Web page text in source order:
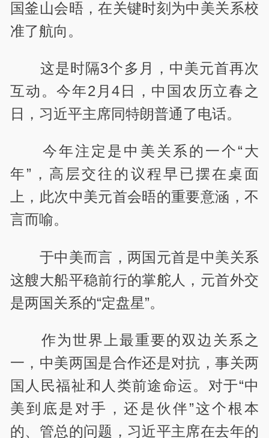
国釜山会晤，在关键时刻为中美关系校
准了航向。
这是时隔3个多月，中美元首再次
互动。今年2月4日，中国农历立春之
日，习近平主席同特朗普通了电话。
今年注定是中美关系的一个“大
年”，高层交往的议程早已摆在桌面
上，此次中美元首会晤的重要意涵，不
言而喻。
于中美而言，两国元首是中美关系
这艘大船平稳前行的掌舵人，元首外交
是两国关系的“定盘星”。
作为世界上最重要的双边关系之
一，中美两国是合作还是对抗，事关两
国人民福祉和人类前途命运。对于“中
美到底是对手，还是伙伴”这个根本
的、管总的问题，习近平主席在去年的